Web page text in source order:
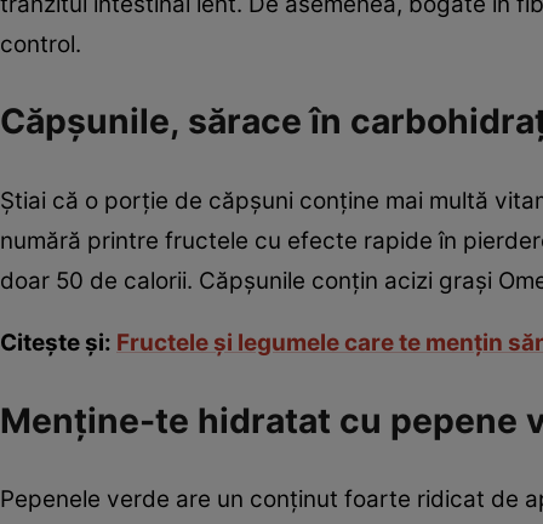
control.
Căpşunile, sărace în
Ştiai că o porţie de căpşuni conţine mai multă
numără printre fructele cu efecte rapide în
doar 50 de calorii. Căpşunile conţin acizi graşi
Citeşte şi: Fructele şi legumele care te menţin
Menţine-te hidratat cu pepene
Pepenele verde are un conţinut foarte ridicat de